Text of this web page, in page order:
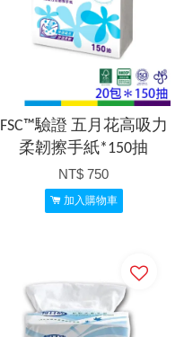
FSC™驗證 五月花高吸力
柔韌擦手紙*150抽
NT$ 750
加入購物車